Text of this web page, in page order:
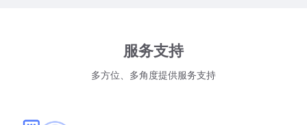
服务支持
多方位、多角度提供服务支持